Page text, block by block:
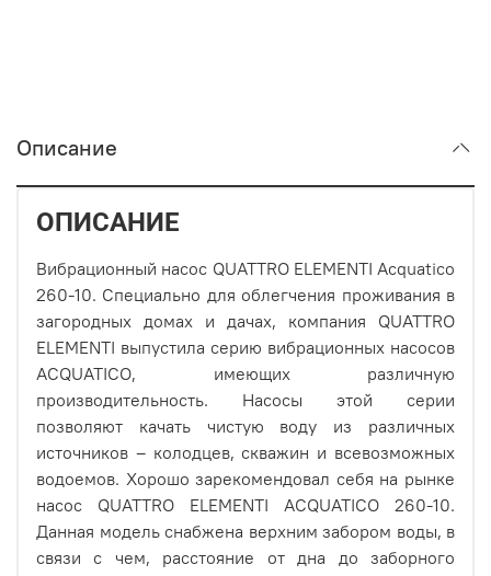
Описание
ОПИСАНИЕ
Вибрационный насос QUATTRO ELEMENTI Acquatico
260-10. Специально для облегчения проживания в
загородных домах и дачах, компания QUATTRO
ELEMENTI выпустила серию вибрационных насосов
ACQUATICO, имеющих различную
производительность. Насосы этой серии
позволяют качать чистую воду из различных
источников – колодцев, скважин и всевозможных
водоемов. Хорошо зарекомендовал себя на рынке
насос QUATTRO ELEMENTI ACQUATICO 260-10.
Данная модель снабжена верхним забором воды, в
связи с чем, расстояние от дна до заборного